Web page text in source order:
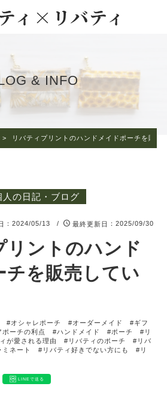
& INFO
> リバティプリントのハンドメイドポーチを販売
人の日記・ブログ
：2024/05/13 / 最終更新日 ：2025/09/30
リントのハンド
チを販売してい
#オシャレポーチ #オーダーメイド
#ギフ
ポーチの利点 #ハンドメイド #ポーチ
#リ
が愛される理由 #リバティのポーチ
#リバ
ネート #リバティ好きでない方にも
#リ
LINEで送る